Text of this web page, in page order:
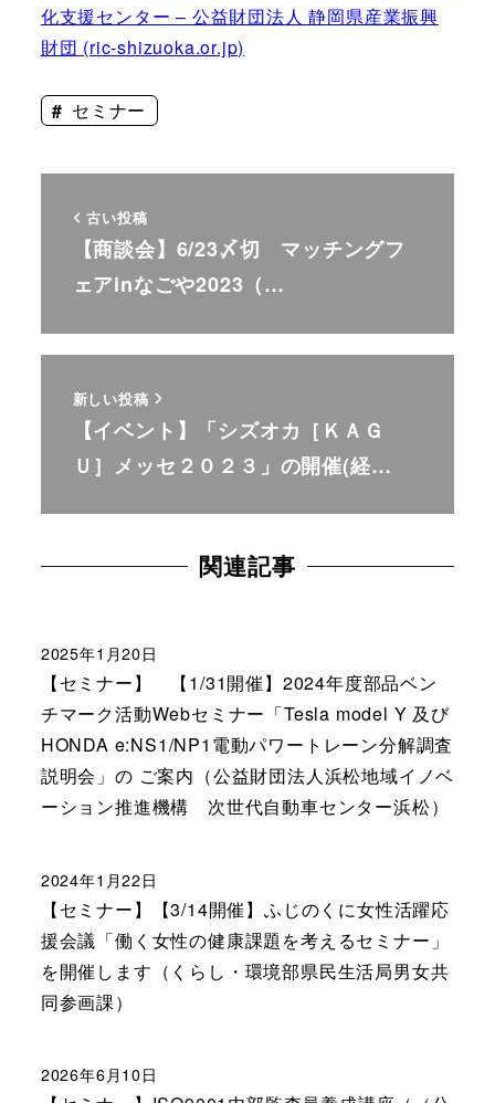
化支援センター – 公益財団法人 静岡県産業振興
財団 (ric-shizuoka.or.jp)
セミナー
古い投稿
【商談会】6/23〆切 マッチングフ
ェアinなごや2023（…
新しい投稿
【イベント】「シズオカ［ＫＡＧ
Ｕ］メッセ２０２３」の開催(経…
関連記事
【セミナー】 【1/31開催】2024年度部品ベン
チマーク活動Webセミナー「Tesla model Y 及び
HONDA e:NS1/NP1電動パワートレーン分解調査
説明会」の ご案内（公益財団法人浜松地域イノベ
ーション推進機構 次世代自動車センター浜松）
2025年1月20日
【セミナー】【3/14開催】ふじのくに女性活躍応
援会議「働く女性の健康課題を考えるセミナー」
を開催します（くらし・環境部県民生活局男女共
同参画課）
2024年1月22日
2026年6月10日